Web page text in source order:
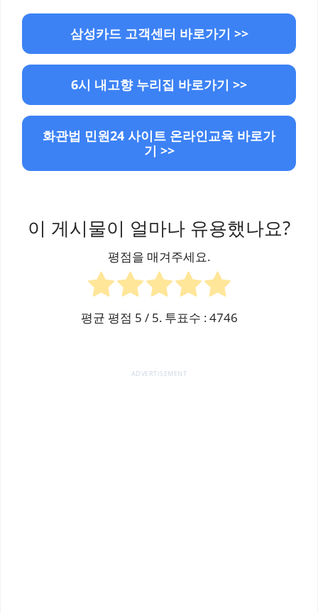
삼성카드 고객센터 바로가기 >>
6시 내고향 누리집 바로가기 >>
화관법 민원24 사이트 온라인교육 바로가
기 >>
이 게시물이 얼마나 유용했나요?
평점을 매겨주세요.
평균 평점 5 / 5. 투표수 :4746
ADVERTISEMENT